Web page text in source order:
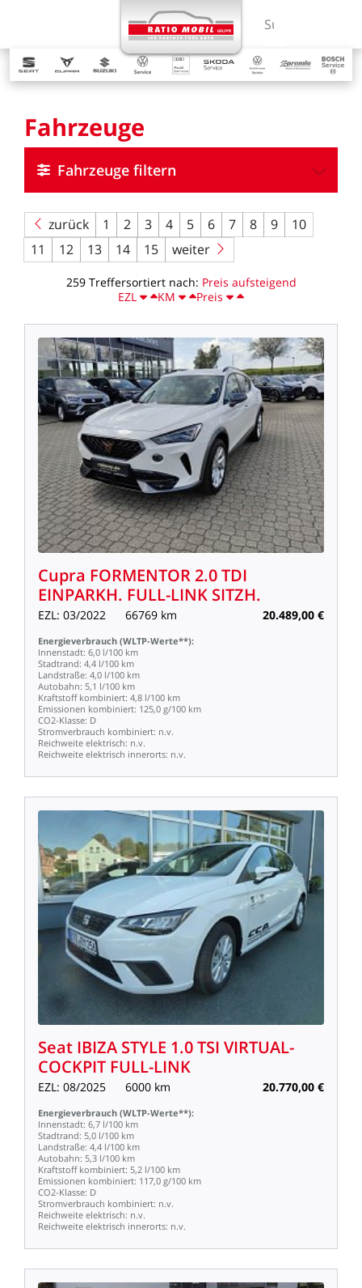
Suchbegriff
Fahrzeuge
Fahrzeuge filtern
zurück 1 2 3 4 5 6 7 8 9
10
11
12 13 14 15 weiter
259 Treffersortiert nach: Preis aufsteigend
EZL
KM Preis
Cupra FORMENTOR2.0TDI
EINPARKH. FULL-LINK SITZH.
EZL: 03/2022 66769 km 20.489,00 €
Energieverbrauch (WLTP-Werte**):
Innenstadt: 6,0 l/100 km
Stadtrand: 4,4 l/100 km
Landstraße: 4,0 l/100 km
Autobahn: 5,1 l/100 km
Kraftstoff kombiniert: 4,8 l/100 km
Emissionen kombiniert: 125,0 g/100 km
CO2-Klasse: D
Stromverbrauch kombiniert: n.v.
Reichweite elektrisch: n.v.
Reichweite elektrisch innerorts: n.v.
Seat IBIZA STYLE 1.0TSI VIRTUAL-
COCKPIT FULL-LINK
EZL: 08/2025 6000 km 20.770,00 €
Energieverbrauch (WLTP-Werte**):
Innenstadt: 6,7 l/100 km
Stadtrand: 5,0 l/100 km
Landstraße: 4,4 l/100 km
Autobahn: 5,3 l/100 km
Kraftstoff kombiniert: 5,2 l/100 km
Emissionen kombiniert: 117,0 g/100 km
CO2-Klasse: D
Stromverbrauch kombiniert: n.v.
Reichweite elektrisch: n.v.
Reichweite elektrisch innerorts: n.v.